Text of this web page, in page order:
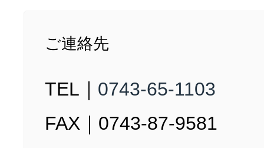
ご連絡先
TEL｜ 0743-65-1103
FAX｜0743-87-9581